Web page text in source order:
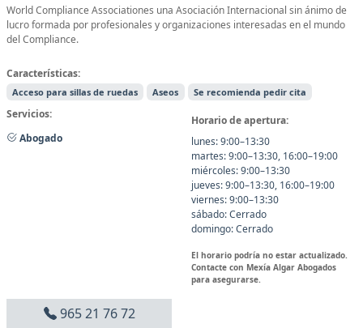
World Compliance Associationes una Asociación Internacional sin ánimo de
lucro formada por profesionales y organizaciones interesadas en el mundo
del Compliance.
Características:
Acceso para sillas de ruedas Aseos Se recomienda pedir cita
Servicios:
Abogado
Horario de apertura:
lunes: 9:00–13:30
martes: 9:00–13:30, 16:00–19:00
miércoles: 9:00–13:30
jueves: 9:00–13:30, 16:00–19:00
viernes: 9:00–13:30
sábado: Cerrado
domingo: Cerrado
El horario podría no estar actualizado.
Contacte con Mexía Algar Abogados
para asegurarse.
965 21 76 72